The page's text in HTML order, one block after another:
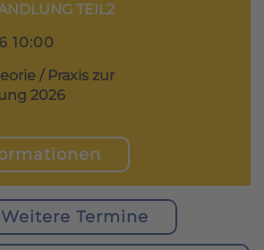
TEIL2
10:00
/ Praxis zur
2026
Weitere Termine